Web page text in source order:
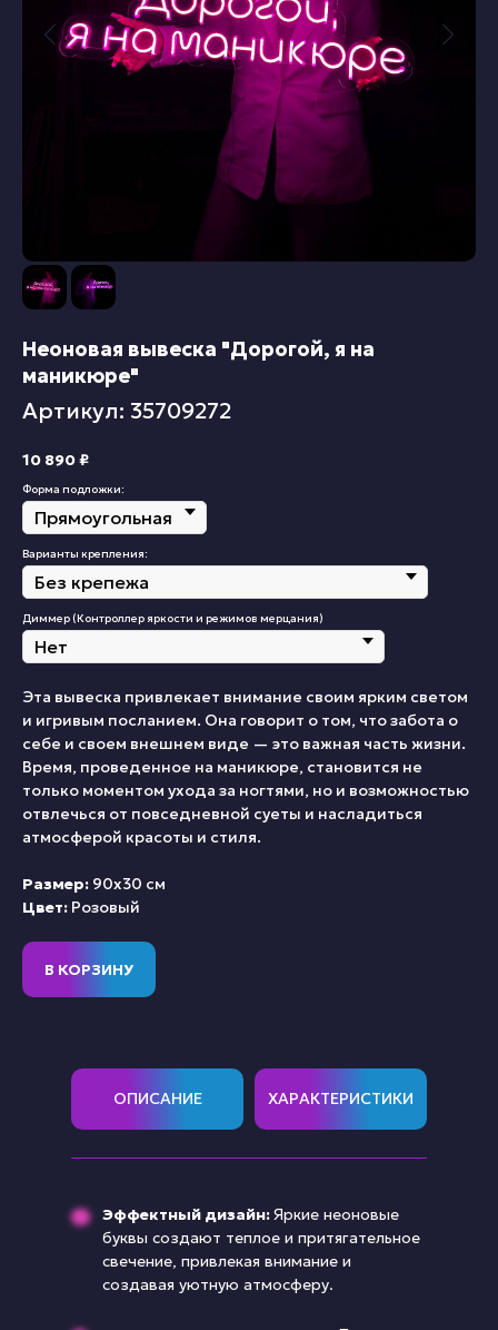
Неоновая вывеска "Дорогой, я на
маникюре"
Артикул: 35709272
10 890₽
Форма подложки:
Варианты крепления:
Диммер (Контроллер яркости и режимов мерцания)
Эта вывеска привлекает внимание своим ярким светом
и игривым посланием. Она говорит о том, что забота о
себе и своем внешнем виде — это важная часть жизни.
Время, проведенное на маникюре, становится не
только моментом ухода за ногтями, но и возможностью
отвлечься от повседневной суеты и насладиться
атмосферой красоты и стиля.
Размер: 90х30 см
Цвет: Розовый
В КОРЗИНУ
ОПИСАНИЕ ХАРАКТЕРИСТИКИ
Эффектный дизайн:Яркие неоновые
буквы создают теплое и притягательное
свечение, привлекая внимание и
создавая уютную атмосферу.